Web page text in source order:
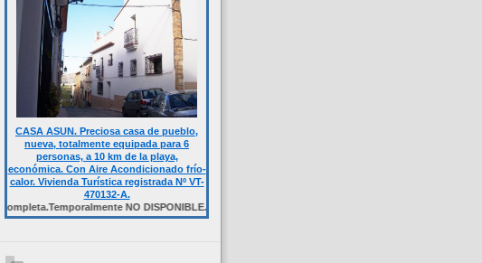
CASA ASUN. Preciosa casa de pueblo,
nueva, totalmente equipada para 6
personas, a 10 km de la playa,
económica. Con Aire Acondicionado frío-
calor. Vivienda Turística registrada Nº VT-
470132-A.
NO DISPONIBLE. Haga click sobre la foto.